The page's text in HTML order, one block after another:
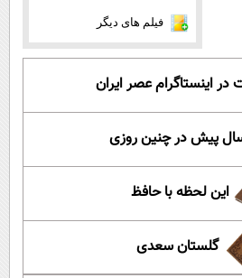
فیلم های دیگر
اینستاگرام عصر ایران
این لحظه با حافظ
گلستان سعدی